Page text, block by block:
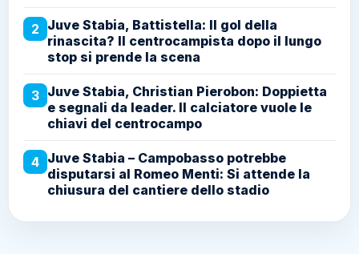
2 Juve Stabia, Battistella: Il gol della
rinascita? Il centrocampista dopo il lungo
stop si prende la scena
3 Juve Stabia, Christian Pierobon: Doppietta
e segnali da leader. Il calciatore vuole le
chiavi del centrocampo
4 Juve Stabia – Campobasso potrebbe
disputarsi al Romeo Menti: Si attende la
chiusura del cantiere dello stadio